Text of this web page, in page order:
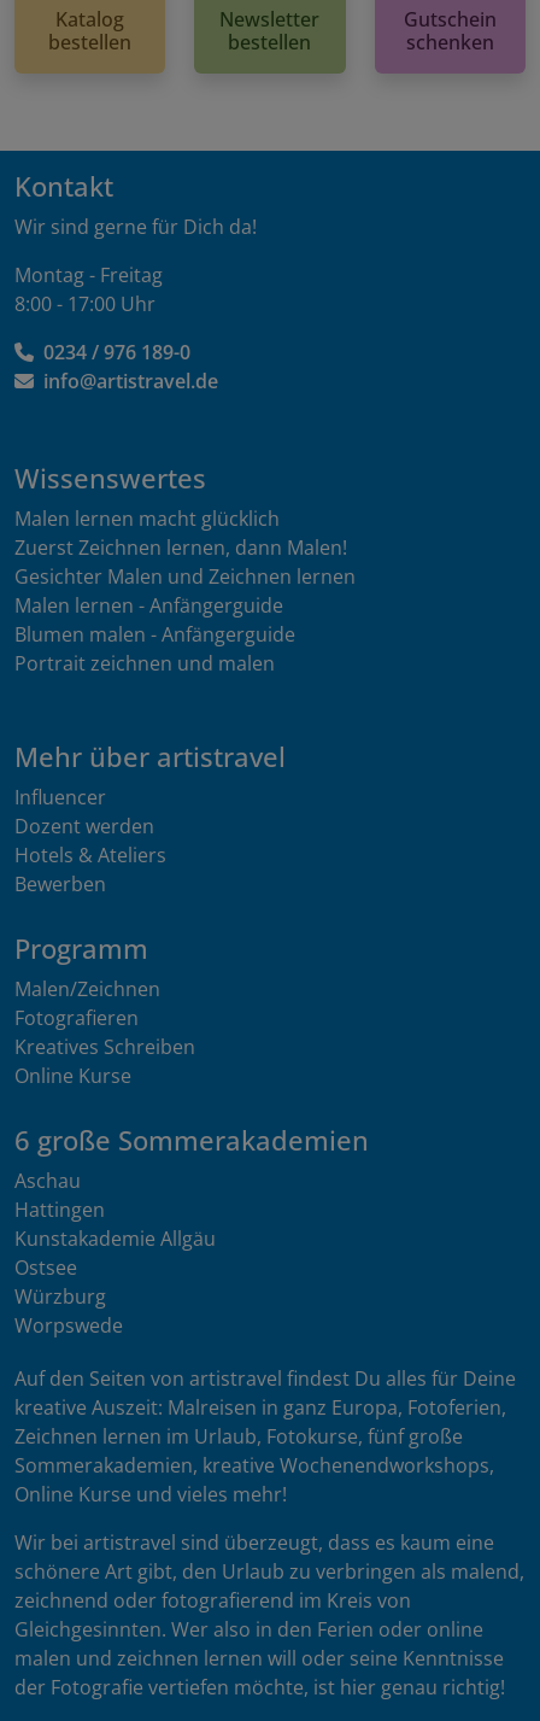
Katalog
bestellen
Newsletter
bestellen
Gutschein
schenken
Kontakt
Wir sind gerne für Dich da!
Montag - Freitag
8:00 - 17:00 Uhr
0234 / 976 189-0
info@artistravel.de
Wissenswertes
Malen lernen macht glücklich
Zuerst Zeichnen lernen, dann Malen!
Gesichter Malen und Zeichnen lernen
Malen lernen - Anfängerguide
Blumen malen - Anfängerguide
Portrait zeichnen und malen
Mehr über artistravel
Influencer
Dozent werden
Hotels & Ateliers
Bewerben
Programm
Malen/Zeichnen
Fotografieren
Kreatives Schreiben
Online Kurse
6 große Sommerakademien
Aschau
Hattingen
Kunstakademie Allgäu
Ostsee
Würzburg
Worpswede
Auf den Seiten von artistravel findest Du alles für Deine
kreative Auszeit: Malreisen in ganz Europa, Fotoferien,
Zeichnen lernen im Urlaub, Fotokurse, fünf große
Sommerakademien, kreative Wochenendworkshops,
Online Kurse und vieles mehr!
Wir bei artistravel sind überzeugt, dass es kaum eine
schönere Art gibt, den Urlaub zu verbringen als malend,
zeichnend oder fotografierend im Kreis von
Gleichgesinnten. Wer also in den Ferien oder online
malen und zeichnen lernen will oder seine Kenntnisse
der Fotografie vertiefen möchte, ist hier genau richtig!